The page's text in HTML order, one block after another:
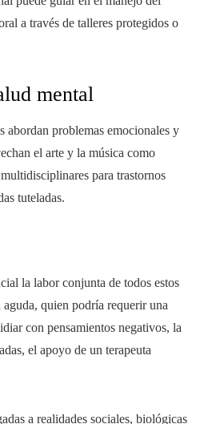
a través de talleres protegidos o
mental
abordan problemas emocionales y
el arte y la música como
para trastornos
tuteladas.
la labor conjunta de todos estos
quien podría requerir una
con pensamientos negativos, la
el apoyo de un terapeuta
a realidades sociales, biológicas